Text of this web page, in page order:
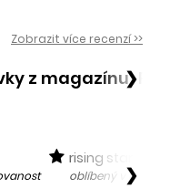
Zobrazit více recenzí >>
z magazínu❯
rising star
oblíbený v❯